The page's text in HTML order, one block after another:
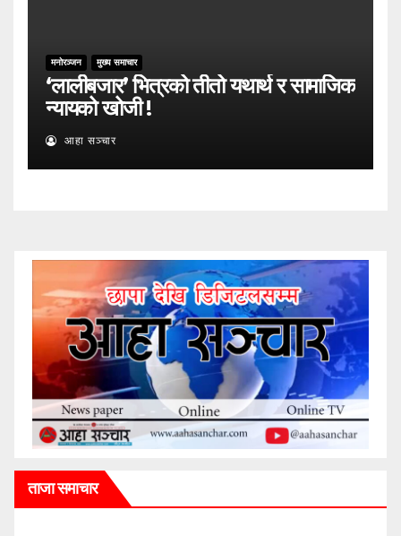
मनोरञ्जन मुख्य समाचार
‘लालीबजार’ भित्रको तीतो यथार्थ र सामाजिक
न्यायको खोजी ! ​
आहा सञ्चार
ताजा समाचार